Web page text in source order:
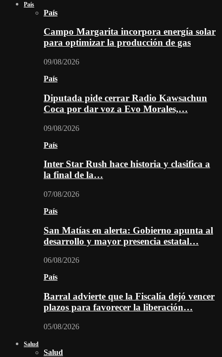
País
País
Campo Margarita incorpora energía solar
para optimizar la producción de gas
09/08/2026
País
Diputada pide cerrar Radio Kawsachun
Coca por dar voz a Evo Morales,…
09/08/2026
País
Inter Star Rush hace historia y clasifica a
la final de la…
07/08/2026
País
San Matías en alerta: Gobierno apunta al
desarrollo y mayor presencia estatal…
06/08/2026
País
Barral advierte que la Fiscalía dejó vencer
plazos para favorecer la liberación…
05/08/2026
Salud
Salud